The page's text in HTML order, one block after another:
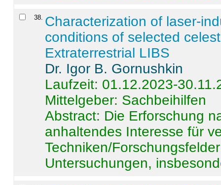
38. Characterization of laser-
conditions of selected
Extraterrestrial LIBS
Dr. Igor B. Gornushkin
Laufzeit: 01.12.2023-
Mittelgeber: Sachbeihilfen
Abstract: Die Erforschung
anhaltendes Interesse für
Techniken/
Untersuchungen,